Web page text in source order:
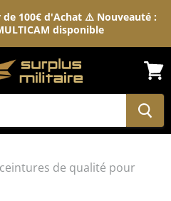
100€ d'Achat ⚠️ Nouveauté :
disponible
le
de qualité pour